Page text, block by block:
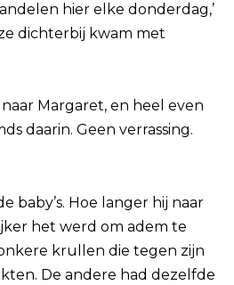
hier elke donderdag,’
dichterbij kwam met
naar Margaret, en heel even
daarin. Geen verrassing.
baby’s. Hoe langer hij naar
het werd om adem te
krullen die tegen zijn
De andere had dezelfde